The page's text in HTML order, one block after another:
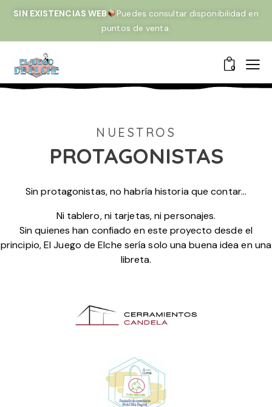
SIN EXISTENCIAS WEB
Puedes consultar disponibilidad en
puntos de venta.
0
NUESTROS
PROTAGONISTAS
Sin protagonistas, no habría historia que contar…
Ni tablero, ni tarjetas, ni personajes.
Sin quienes han confiado en este proyecto desde el
principio, El Juego de Elche sería solo una buena idea en una
libreta.